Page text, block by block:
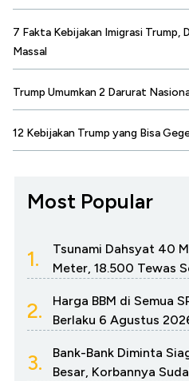
7 Fakta Kebijakan Imigrasi
Massal
Trump Umumkan 2 Darurat
12 Kebijakan Trump yang Bisa
Most Popular
1.
Tsunami Dahsyat 40
Meter, 18.500 Tewas
2.
Harga BBM di Semua
Berlaku 6 Agustus
3.
Bank-Bank Diminta
Besar, Korbannya